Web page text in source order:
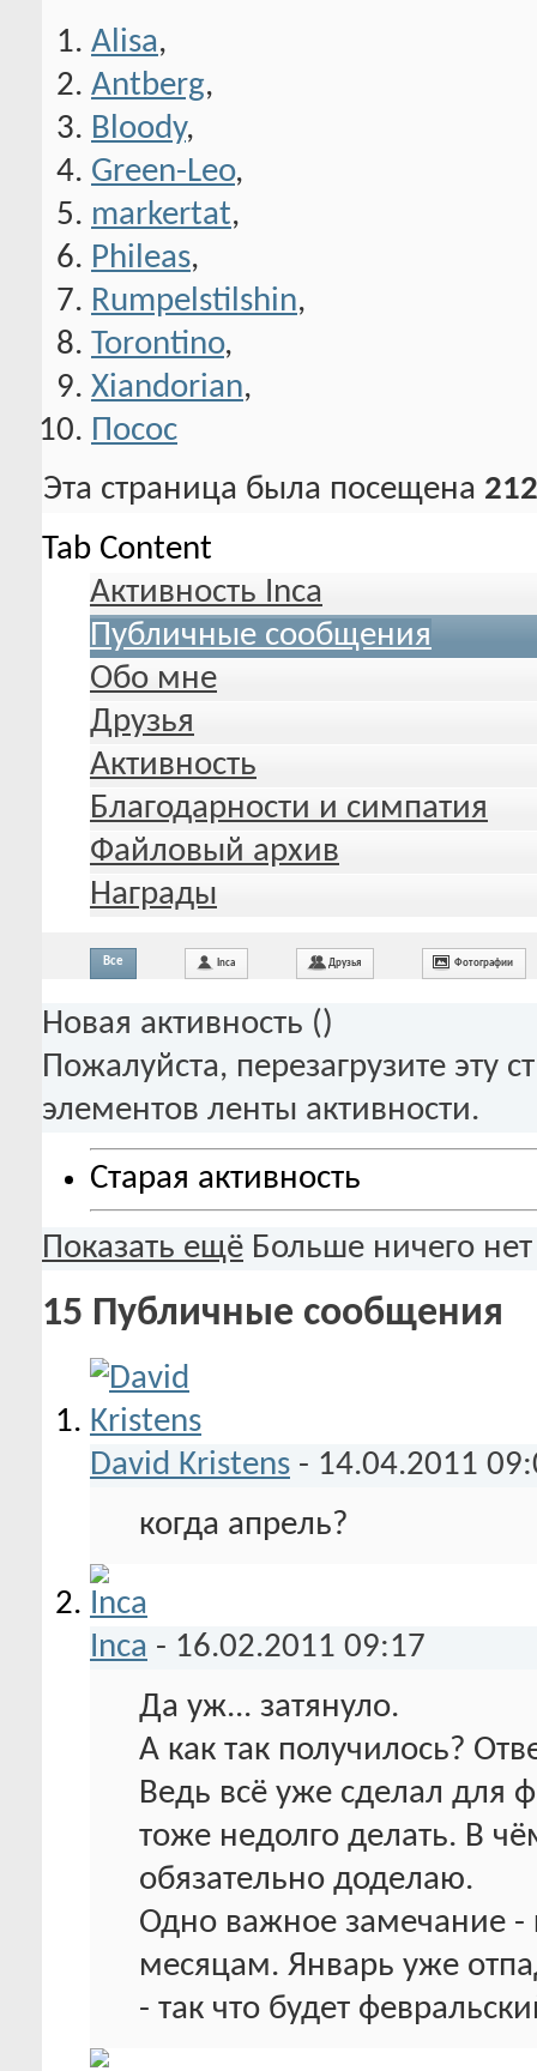
Alisa,
Antberg,
Bloody,
Green-Leo,
markertat,
Phileas,
Rumpelstilshin,
Torontino,
Xiandorian,
Посос
Эта страница была посещена
Tab Content
Активность Inca
Публичные сообщения
Обо мне
Друзья
Активность
Благодарности и симпатия
Файловый архив
Награды
Все Inca Друзья Фотографии
Новая активность ()
Пожалуйста, перезагрузите эту
элементов ленты активности.
Старая активность
Показать ещё Больше ничего нет
15 Публичные сообщения
David Kristens - 14.04.2011
когда апрель?
Inca - 16.02.2011 09:17
Да уж... затянуло.
А как так получилось?
Ведь всё уже сделал для
тоже недолго делать. В
обязательно доделаю.
Одно важное замечание -
месяцам. Январь уже
- так что будет